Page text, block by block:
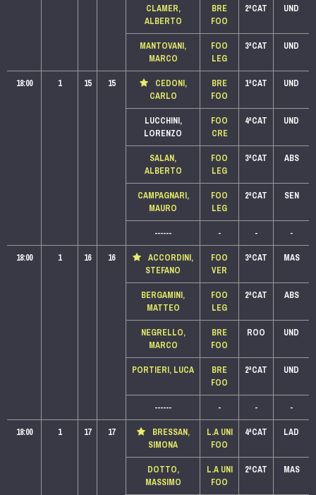
CLAMER,
ALBERTO
BRE
FOO
2ªCAT UND
MANTOVANI,
MARCO
FOO
LEG
3ªCAT UND
18:00 1 15 15
CEDONI,
CARLO
BRE
FOO
1ªCAT UND
LUCCHINI,
LORENZO
FOO
CRE
4ªCAT UND
SALAN,
ALBERTO
FOO
LEG
3ªCAT ABS
CAMPAGNARI,
MAURO
FOO
LEG
2ªCAT SEN
------ - -
-
18:00
1 16 16
ACCORDINI,
STEFANO
FOO
VER
3ªCAT MAS
BERGAMINI,
MATTEO
FOO
LEG
2ªCAT ABS
NEGRELLO,
MARCO
BRE
FOO
ROO UND
PORTIERI, LUCA
BRE
FOO
2ªCAT UND
------ - -
-
18:00
1 17 17
BRESSAN,
SIMONA
L.A UNI
FOO
4ªCAT LAD
DOTTO,
MASSIMO
L.A UNI
FOO
2ªCAT MAS